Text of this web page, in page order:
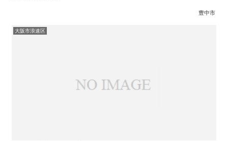
豊中市
大阪市浪速区